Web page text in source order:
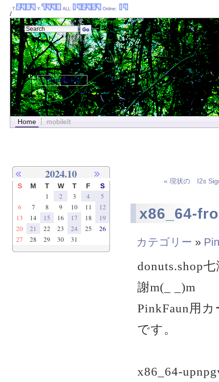
/
Home mobileIt
« 現状の I2s
x86_64-
カテゴリー »
donuts.shop
謝m(_ _)m
PinkFaun用
です。
x86_64-
2024.10
S M T W T F S
1 2 3 4
5
6
7 8 9 10 11
12
13
14 15 16 17 18
19
20
21 22 23 24 25
26
27
28 29 30 31
T: Y: ALL: Online:
ThemePanel